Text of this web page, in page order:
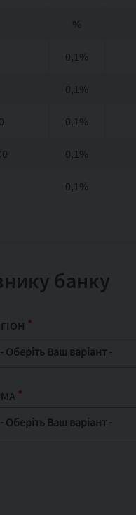
%
0,1%
0,1%
0,1%
0,1%
0,1%
банку
*
- Оберіть Ваш варіант -
*
- Оберіть Ваш варіант -